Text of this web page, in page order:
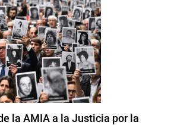
la AMIA a la Justicia por la